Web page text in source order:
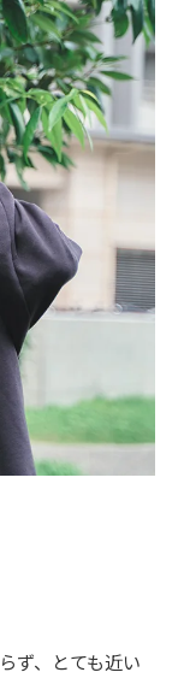
ず、とても近い